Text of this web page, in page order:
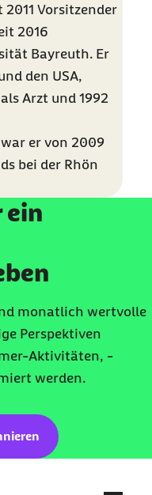
Vorsitzender
2016
Bayreuth. Er
den USA,
Arzt und 1992
er von 2009
bei der Rhön
ein
monatlich wertvolle
Perspektiven
Aktivitäten, -
werden.